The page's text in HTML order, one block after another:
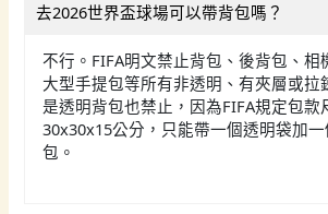
去2026世界盃球場可以帶背包嗎？
不行。FIFA明文禁止背包、後背包、相
大型手提包等所有非透明、有夾層或拉
是透明背包也禁止，因為FIFA規定包款
30x30x15公分，只能帶一個透明袋加
包。